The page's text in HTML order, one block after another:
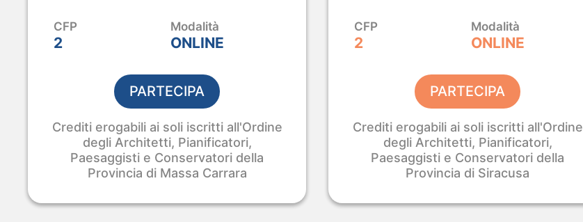
Vieni a scoprire dal vivo le nostre Soluzioni Innovative.
Stand B4 – Piano 0
RICHIEDI IL BIGLIETTO OMAGGIO →
CFP Modalità
2 ONLINE
PARTECIPA
Crediti erogabili ai soli iscritti all'Ordine
degli Architetti, Pianificatori,
Paesaggisti e Conservatori della
Provincia di Massa Carrara
CFP Modalità
2 ONLINE
PARTECIPA
Crediti erogabili ai soli iscritti all'Ordine
degli Architetti, Pianificatori,
Paesaggisti e Conservatori della
Provincia di Siracusa